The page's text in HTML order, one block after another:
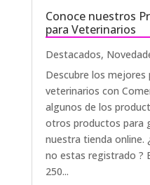
Conoce nuestros
para Veterinarios
Destacados,
Descubre los mejores
veterinarios con
algunos de los
otros productos para
nuestra tienda online.
no estas registrado ?
250...